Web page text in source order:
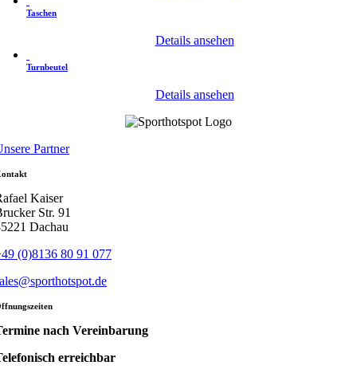
Taschen
Details ansehen
Turnbeutel
Details ansehen
Partner
Kaiser
Str. 91
Dachau
(0)8136 80 91 077
nach Vereinbarung
erreichbar